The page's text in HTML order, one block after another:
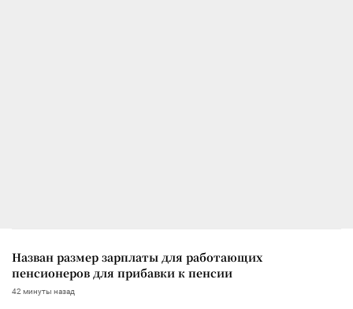
Назван размер зарплаты для работающих
пенсионеров для прибавки к пенсии
42 минуты назад